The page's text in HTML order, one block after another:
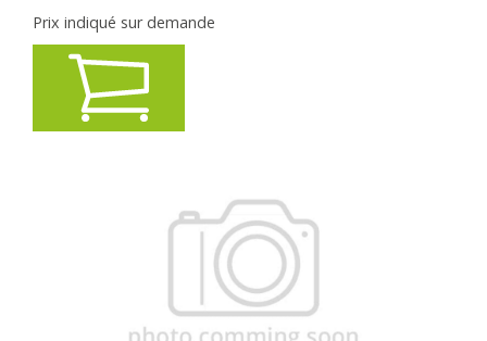
Prix indiqué sur demande